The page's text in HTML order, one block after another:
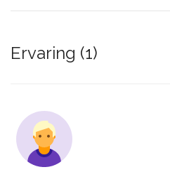
Ervaring (1)